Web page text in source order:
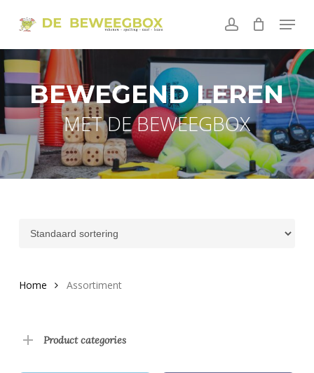
content
account
Menu
BEWEGEND LEREN
MET DE BEWEEGBOX
Home Assortiment
Product categories